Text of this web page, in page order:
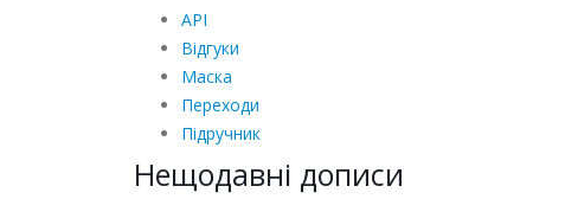
API
Відгуки
Маска
Переходи
Підручник
Нещодавні дописи